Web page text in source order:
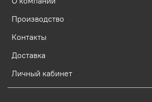
Производство
Контакты
Доставка
Личный кабинет